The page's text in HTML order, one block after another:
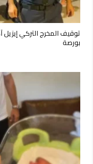
توقيف المخرج التركي
بورصة